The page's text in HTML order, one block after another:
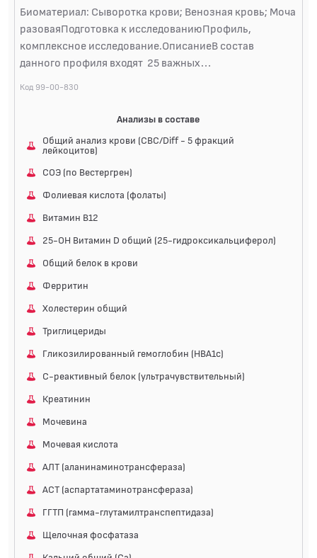
Биоматериал: Сыворотка крови; Венозная кровь; Моча
разоваяПодготовка к исследованиюПрофиль,
комплексное исследование.ОписаниеВ состав
данного профиля входят 25 важных
предназначенное для скрининга ряда заболеваний
сахарного диабета, заболеваний щитовидной железы,
других патологий. Профилактическое ежегодное
болезнь или негативный процесс, предшествующий
заболеванию, назначить лечение, профилактику,
чтобы избежать развития осложнений.Данный
пациента, включает общеклинические и
специфические тесты. На данное исследование
скидки не предоставляются (см. Положение о
профилактическое обследование для пациентов от 40
лет;комплексная оценка состояния
здоровья.Интерферирующие
кортикостероиды, эритропоэтин, антистеро...
Код 99-00-830
Анализы в составе
Общий анализ крови (CBC/Diff - 5 фракций
лейкоцитов)
СОЭ (по Вестергрен)
Фолиевая кислота (фолаты)
Витамин В12
25-ОН Витамин D общий (25-гидроксикальциферол)
Общий белок в крови
Ферритин
Холестерин общий
Триглицериды
Гликозилированный гемоглобин (HBA1c)
С-реактивный белок (ультрачувствительный)
Креатинин
Мочевина
Мочевая кислота
АЛТ (аланинаминотрансфераза)
АСТ (аспартатаминотрансфераза)
ГГТП (гамма-глутамилтранспептидаза)
Щелочная фосфатаза